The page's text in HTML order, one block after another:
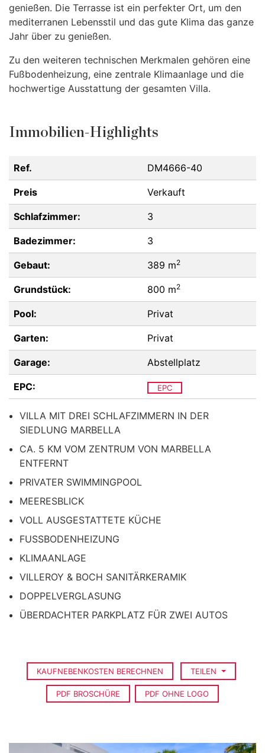
genießen. Die Terrasse ist ein perfekter Ort, um den
mediterranen Lebensstil und das gute Klima das ganze
Jahr über zu genießen.
Zu den weiteren technischen Merkmalen gehören eine
Fußbodenheizung, eine zentrale Klimaanlage und die
hochwertige Ausstattung der gesamten Villa.
Immobilien-Highlights
Ref. DM4666-40
Preis Verkauft
Schlafzimmer: 3
Badezimmer: 3
Gebaut: 389 m2
Grundstück: 800 m2
Pool: Privat
Garten: Privat
Garage: Abstellplatz
EPC: EPC
VILLA MIT DREI SCHLAFZIMMERN IN DER
SIEDLUNG MARBELLA
CA. 5 KM VOM ZENTRUM VON MARBELLA
ENTFERNT
PRIVATER SWIMMINGPOOL
MEERESBLICK
VOLL AUSGESTATTETE KÜCHE
FUSSBODENHEIZUNG
KLIMAANLAGE
VILLEROY & BOCH SANITÄRKERAMIK
DOPPELVERGLASUNG
ÜBERDACHTER PARKPLATZ FÜR ZWEI AUTOS
KAUFNEBENKOSTEN BERECHNEN TEILEN
PDF BROSCHÜRE PDF OHNE LOGO